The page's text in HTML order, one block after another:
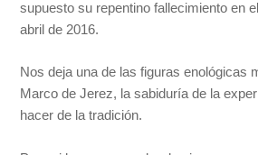
supuesto su repentino fallecimiento en
abril de 2016.
Nos deja una de las figuras enológicas
Marco de Jerez, la sabiduría de la
hacer de la tradición.